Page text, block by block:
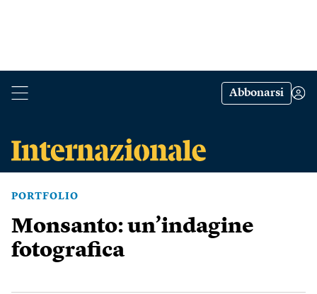
Abbonarsi
PORTFOLIO
Monsanto: un’indagine
fotografica